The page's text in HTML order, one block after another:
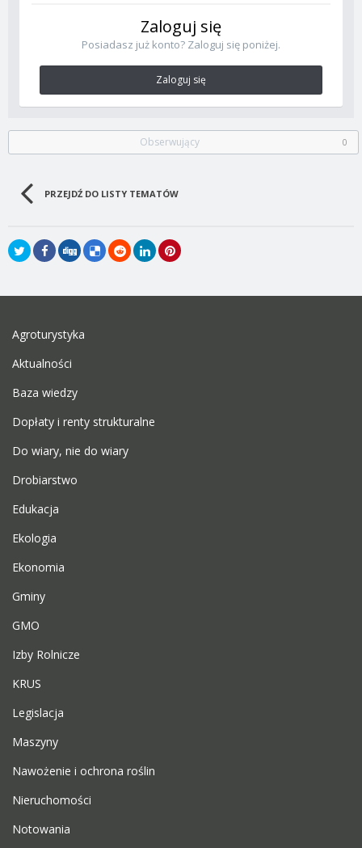
Zaloguj się
Posiadasz już konto? Zaloguj się poniżej.
Zaloguj się
Obserwujący 0
PRZEJDŹ DO LISTY TEMATÓW
Agroturystyka
Aktualności
Baza wiedzy
Dopłaty i renty strukturalne
Do wiary, nie do wiary
Drobiarstwo
Edukacja
Ekologia
Ekonomia
Gminy
GMO
Izby Rolnicze
KRUS
Legislacja
Maszyny
Nawożenie i ochrona roślin
Nieruchomości
Notowania